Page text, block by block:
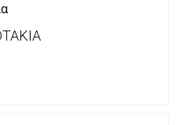
Παραγγελιών: